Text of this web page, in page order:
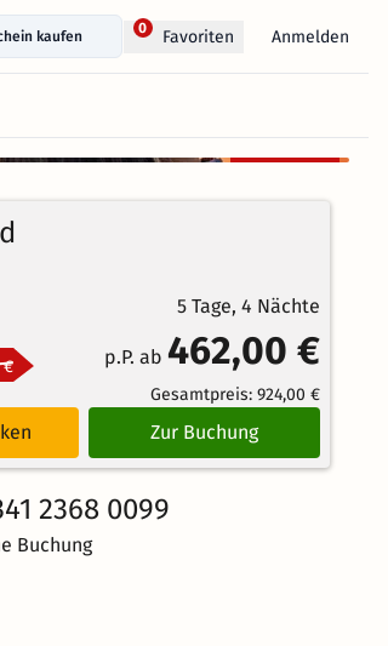
kaufen
0 Favoriten Anmelden
stornierbar
5 Tage, 4 Nächte
€ p.P. ab 462,00 €
Gesamtpreis: 924,00 €
Zur Buchung
2368 0099
Buchung